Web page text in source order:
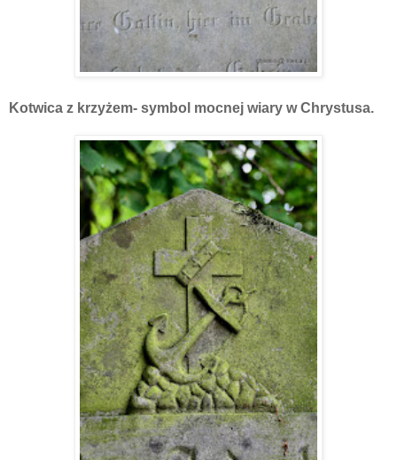
Kotwica z krzyżem- symbol mocnej wiary w Chrystusa.